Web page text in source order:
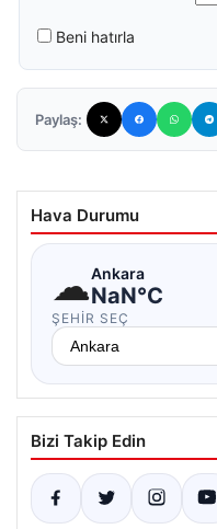
Beni hatırla
Paylaş:
Hava Durumu
☁Ankara
NaN°C
ŞEHIR SEÇ
Bizi Takip Edin